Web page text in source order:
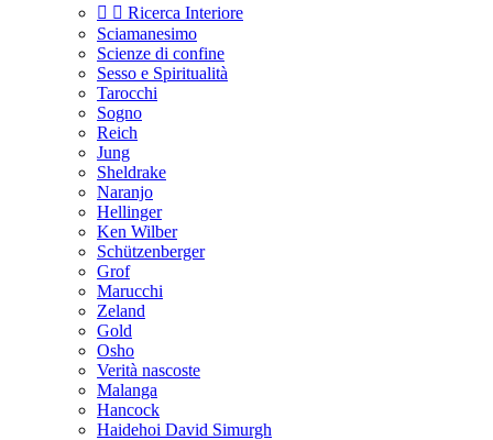
  Ricerca Interiore
Sciamanesimo
Scienze di confine
Sesso e Spiritualità
Tarocchi
Sogno
Reich
Jung
Sheldrake
Naranjo
Hellinger
Ken Wilber
Schützenberger
Grof
Marucchi
Zeland
Gold
Osho
Verità nascoste
Malanga
Hancock
Haidehoi David Simurgh